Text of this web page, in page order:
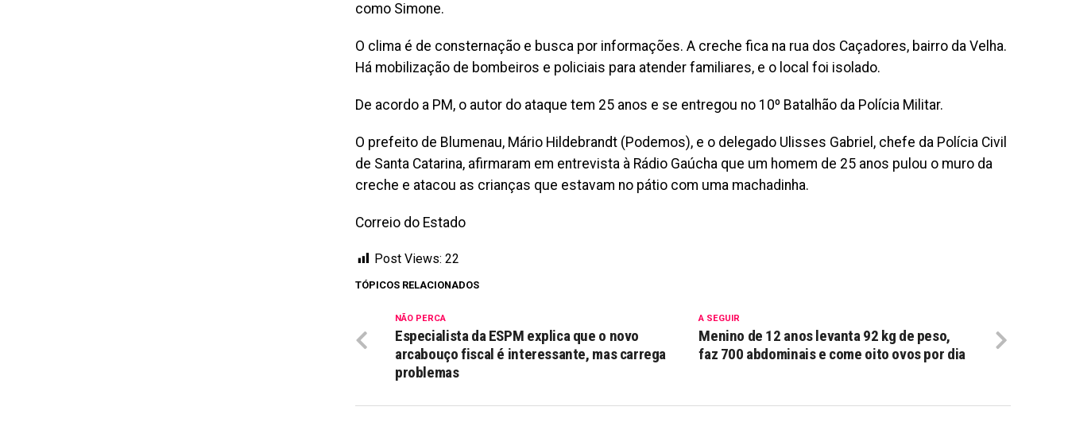
como Simone.
O clima é de consternação e busca por informações. A creche fica na rua dos Caçadores, bairro da Velha.
Há mobilização de bombeiros e policiais para atender familiares, e o local foi isolado.
De acordo a PM, o autor do ataque tem 25 anos e se entregou no 10º Batalhão da Polícia Militar.
O prefeito de Blumenau, Mário Hildebrandt (Podemos), e o delegado Ulisses Gabriel, chefe da Polícia Civil
de Santa Catarina, afirmaram em entrevista à Rádio Gaúcha que um homem de 25 anos pulou o muro da
creche e atacou as crianças que estavam no pátio com uma machadinha.
Correio do Estado
Post Views: 22
TÓPICOS RELACIONADOS
A SEGUIR
Menino de 12 anos levanta 92 kg de peso,
faz 700 abdominais e come oito ovos por dia
NÃO PERCA
Especialista da ESPM explica que o novo
arcabouço fiscal é interessante, mas carrega
problemas